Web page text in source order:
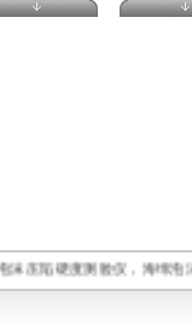
陷硬度测验仪，海